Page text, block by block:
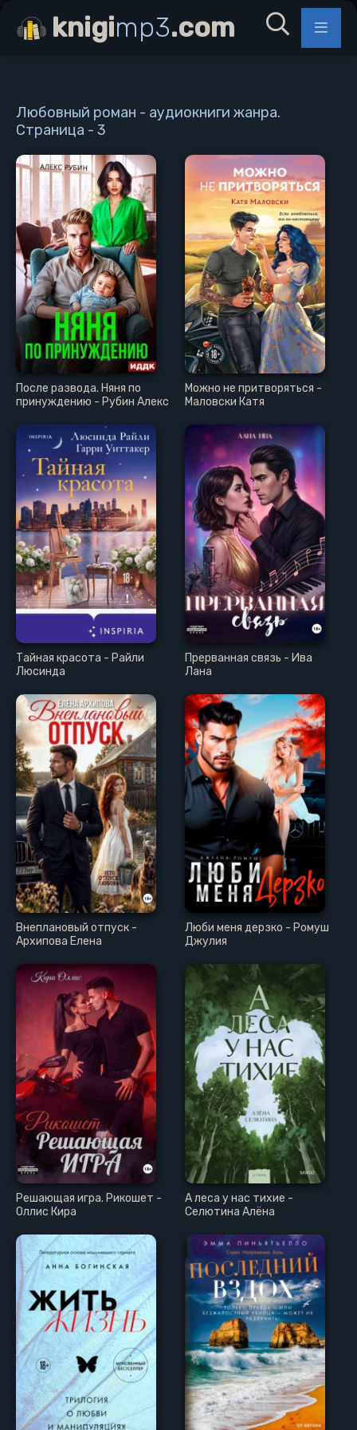
Любовный роман - аудиокниги жанра.
Страница - 3
После развода. Няня по
принуждению - Рубин Алекс
Можно не притворяться -
Маловски Катя
Тайная красота - Райли
Люсинда
Прерванная связь - Ива
Лана
Внеплановый отпуск -
Архипова Елена
Люби меня дерзко - Ромуш
Джулия
Решающая игра. Рикошет -
Оллис Кира
А леса у нас тихие -
Селютина Алёна
knigimp3.com